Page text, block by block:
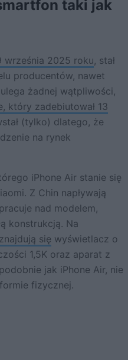
taki jak
września 2025 roku, stał
producentów, nawet
żadnej wątpliwości,
który zadebiutował 13
(tylko) dlatego, że
na rynek
iPhone Air stanie się
Z Chin napływają
nad modelem,
konstrukcją. Na
znajdują się wyświetlacz o
1,5K oraz aparat z
jak iPhone Air, nie
fizycznej.